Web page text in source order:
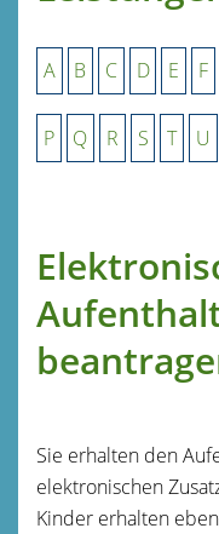
A B C D E F
P Q R S T U
Sie erhalten den
elektronischen
Kinder erhalten